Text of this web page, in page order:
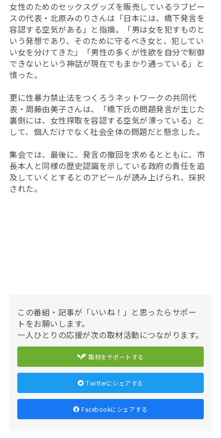
女性のためのセックスグッズを販売しているラブピー
スの代表・北原みのりさんは「日本には、橋下発言を
容認する空気がある」と指摘。「男は女を犯すものと
いう発想であり、そのために守るべき女と、犯してい
い女を分けてきた」「男性の多くが性欲を自分で制御
できないという神話が現在でもまかり通っている」と
憤った。
更に性暴力禁止法をつくろうネットワークの共同代
表・周藤由美子さんは、「橋下氏の問題発言が生じた
裏側には、女性搾取を容認する空気が漂っている」と
して、個人だけでなく社会全体の問題だと懸念した。
集会では、最後に、発言の撤回を求めるとともに、市
長本人と同様の歴史認識を示している政府の責任を追
及していくとするとのアピールが読み上げられ、採択
された。
この番組・記事が「いいね！」と思ったらサポー
トをお願いします。
一人ひとりの応援が次の取材活動につながります。
取材をサポートする
Twitterにシェアする
Facebookにシェアする